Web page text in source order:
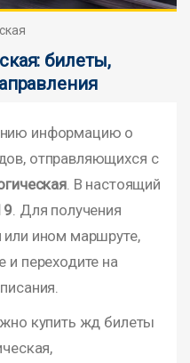
билеты,
информацию о
отправляющихся с
. В настоящий
. Для получения
ином маршруте,
и переходите на
купить жд билеты